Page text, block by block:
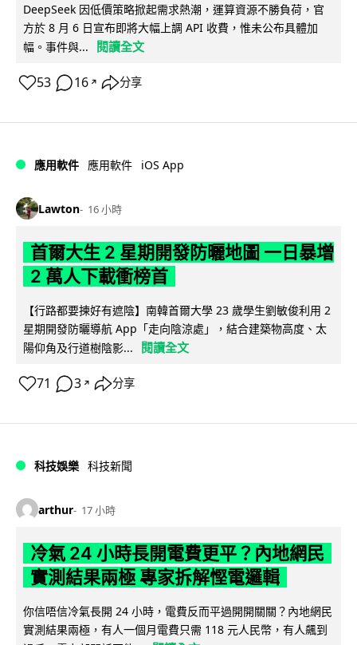
DeepSeek 因低價策略掀起需求熱潮，運算資源不勝負荷，官
方於 8 月 6 日宣布即將大幅上調 API 收費，惟未公布具體加
幅。事件與...
閱讀全文
53 16 ↗ 分享
應用軟件 應用軟件 iOS App
Lawton 16 小時
首爾大生 2 星期開發防曬地圖 一日暴增
2 萬人下載衝榜首
【行路都要揀好有遮陰】南韓首爾大學 23 歲學生劉敏俊利用 2
星期開發防曬導航 App「走向陰涼處」，結合建築物高度、太
陽仰角及行道樹陰影...
閱讀全文
71 3 ↗ 分享
科技娛樂 科技新聞
arthur 17 小時
冷氣 24 小時長開電費更平？內地網民
實測結果兩極 專家拆解慳電邏輯
你信唔信冷氣長開 24 小時，電費反而平過開開關關？內地網民
實測結果兩極，有人一個月電費只需 118 元人民幣，有人飆到